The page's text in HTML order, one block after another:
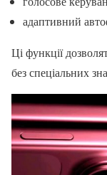
адаптивний
Ці функції
без спеціальних